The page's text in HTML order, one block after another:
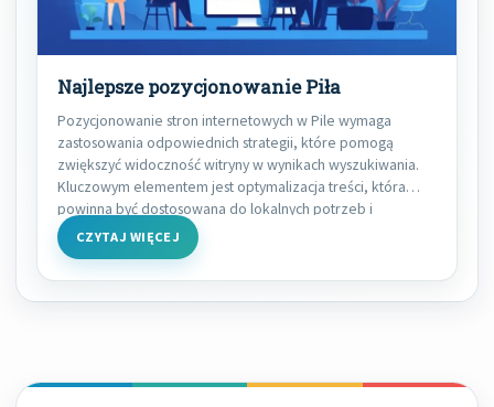
Najlepsze pozycjonowanie Piła
Pozycjonowanie stron internetowych w Pile wymaga
zastosowania odpowiednich strategii, które pomogą
zwiększyć widoczność witryny w wynikach wyszukiwania.
Kluczowym elementem jest optymalizacja treści, która
powinna być dostosowana do lokalnych potrzeb i
CZYTAJ WIĘCEJ